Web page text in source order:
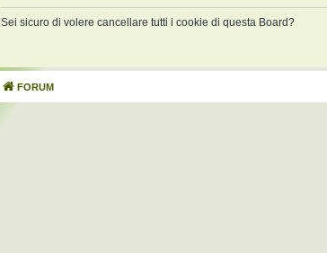
Sei sicuro di volere cancellare tutti i cookie di questa Board?
FORUM